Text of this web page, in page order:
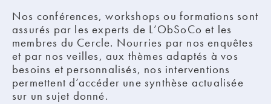
Nos conférences, workshops ou formations sont
assurés par les experts de L’ObSoCo et les
membres du Cercle. Nourries par nos enquêtes
et par nos veilles, aux thèmes adaptés à vos
besoins et personnalisés, nos interventions
permettent d’accéder une synthèse actualisée
sur un sujet donné.